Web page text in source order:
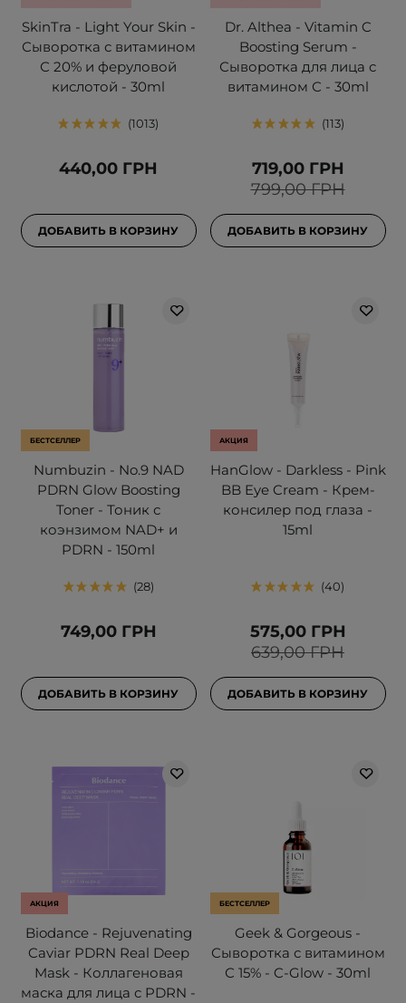
SkinTra - Light Your Skin -
Сыворотка с витамином
С 20% и феруловой
кислотой - 30ml
1013
440,00 ГРН
ДОБАВИТЬ В КОРЗИНУ
Dr. Althea - Vitamin C
Boosting Serum -
Сыворотка для лица с
витамином С - 30ml
113
799,00 ГРН
719,00 ГРН
ДОБАВИТЬ В КОРЗИНУ
БЕСТСЕЛЛЕР
Numbuzin - No.9 NAD
PDRN Glow Boosting
Toner - Тоник с
коэнзимом NAD+ и
PDRN - 150ml
28
749,00 ГРН
ДОБАВИТЬ В КОРЗИНУ
АКЦИЯ
HanGlow - Darkless - Pink
BB Eye Cream - Крем-
консилер под глаза -
15ml
40
639,00 ГРН
575,00 ГРН
ДОБАВИТЬ В КОРЗИНУ
АКЦИЯ
Biodance - Rejuvenating
Caviar PDRN Real Deep
Mask - Коллагеновая
маска для лица с PDRN -
БЕСТСЕЛЛЕР
Geek & Gorgeous -
Сыворотка с витамином
С 15% - C-Glow - 30ml